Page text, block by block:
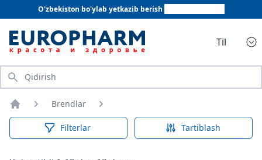
O'zbekiston bo'ylab yetkazib berish
Til
Qidirish
Bosh sahifa
Brendlar
Filterlar Tartiblash